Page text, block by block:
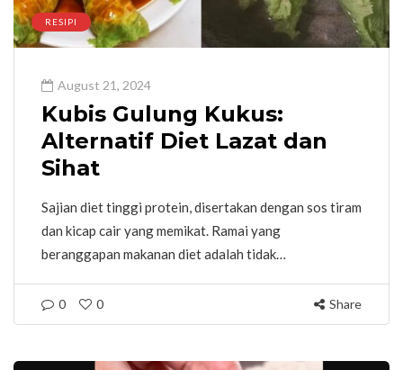
RESIPI
August 21, 2024
Kubis Gulung Kukus:
Alternatif Diet Lazat dan
Sihat
Sajian diet tinggi protein, disertakan dengan sos tiram
dan kicap cair yang memikat. Ramai yang
beranggapan makanan diet adalah tidak…
0 0 Share